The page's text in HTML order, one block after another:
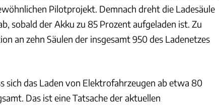
Pilotprojekt. Demnach dreht die Ladesäule
sobald der Akku zu 85 Prozent aufgeladen ist. Zu
an zehn Säulen der insgesamt 950 des Ladenetzes
sich das Laden von Elektrofahrzeugen ab etwa 80
Das ist eine Tatsache der aktuellen